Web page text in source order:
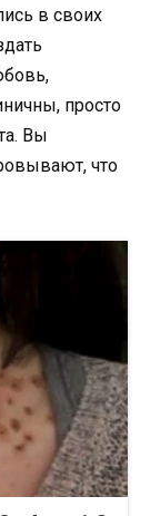
в своих
просто
Вы
что